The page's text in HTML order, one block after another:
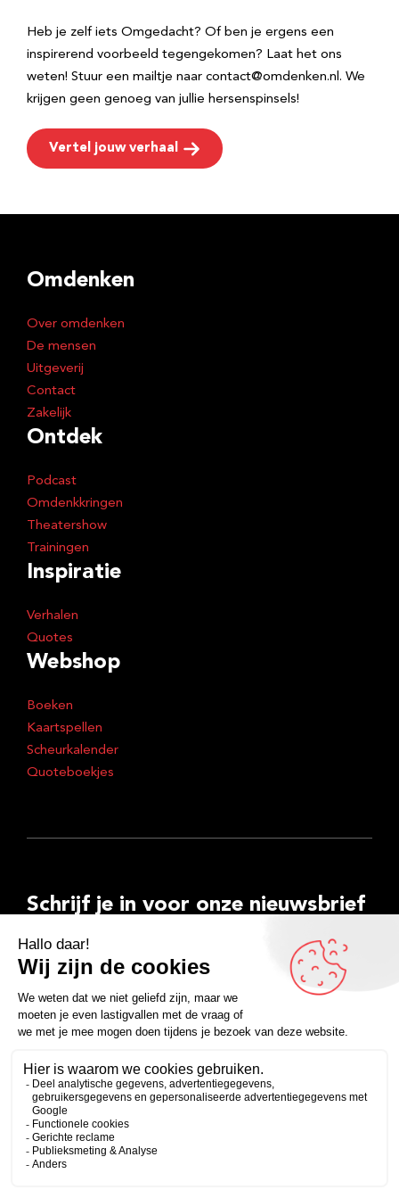
Heb je zelf iets Omgedacht? Of ben je ergens een
inspirerend voorbeeld tegengekomen? Laat het ons
weten! Stuur een mailtje naar contact@omdenken.nl. We
krijgen geen genoeg van jullie hersenspinsels!
Vertel jouw verhaal
Omdenken
Over omdenken
De mensen
Uitgeverij
Contact
Zakelijk
Ontdek
Podcast
Omdenkkringen
Theatershow
Trainingen
Inspiratie
Verhalen
Quotes
Webshop
Boeken
Kaartspellen
Scheurkalender
Quoteboekjes
Schrijf je in voor onze nieuwsbrief
E-
mailadres
Inschrijven
FacebookInstagramLinkedInYouTubeSpotify
Copyright 2026